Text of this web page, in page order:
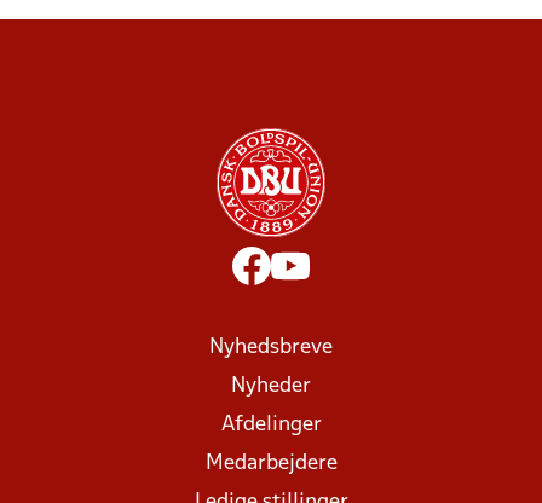
Nyhedsbreve
Nyheder
Afdelinger
Medarbejdere